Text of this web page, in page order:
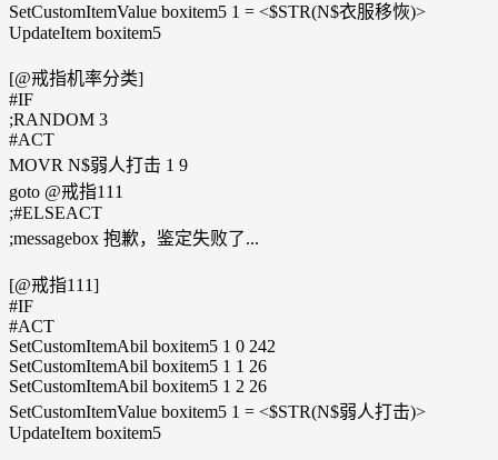
SetCustomItemValue boxitem5 1 = <$STR(N$衣服移恢)>
UpdateItem boxitem5
[@戒指机率分类]
#IF
;RANDOM 3
#ACT
MOVR N$弱人打击 1 9
goto @戒指111
;#ELSEACT
;messagebox 抱歉，鉴定失败了...
[@戒指111]
#IF
#ACT
SetCustomItemAbil boxitem5 1 0 242
SetCustomItemAbil boxitem5 1 1 26
SetCustomItemAbil boxitem5 1 2 26
SetCustomItemValue boxitem5 1 = <$STR(N$弱人打击)>
UpdateItem boxitem5